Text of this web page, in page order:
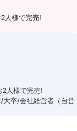
人様で完売!
人様で完売!
大卒/会社経営者（自営